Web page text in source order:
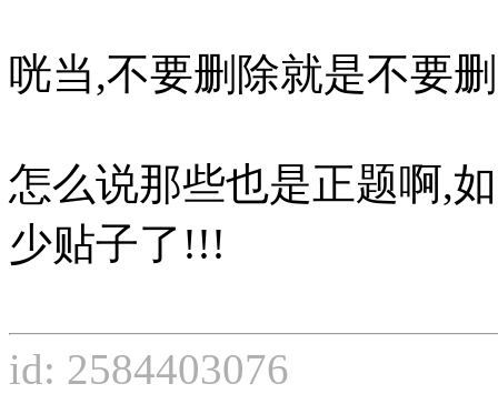
咣当,不要删除就是不要
怎么说那些也是正题啊,
少贴子了!!!
id: 2584403076